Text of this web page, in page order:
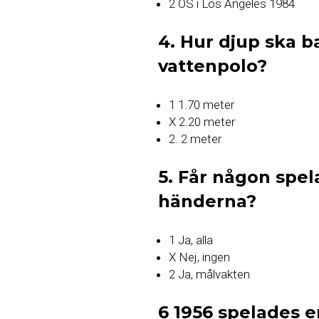
2 OS i Los Angeles 1984
4. Hur djup ska
vattenpolo?
1 1.70 meter
X 2.20 meter
2. 2 meter
5. Får någon
händerna?
1 Ja, alla
X Nej, ingen
2 Ja, målvakten
6 1956 spelades